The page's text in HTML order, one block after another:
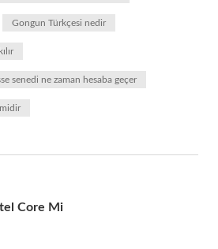
Gongun Türkçesi nedir
senedi ne zaman hesaba geçer
Core Mi